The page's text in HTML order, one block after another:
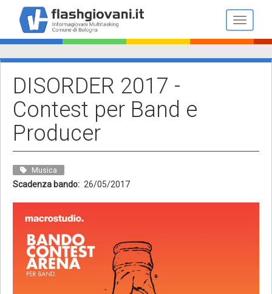
contenuto
principale
Toggle
DISORDER 2017 -
Contest per Band e
Producer
Musica
Scadenza bando 26/05/2017